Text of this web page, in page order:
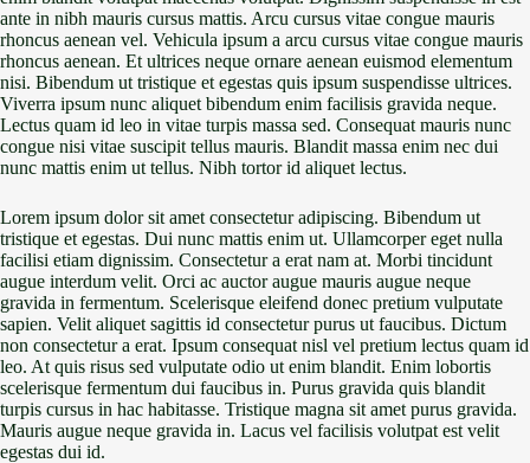
ante in nibh mauris cursus mattis. Arcu cursus vitae congue mauris
rhoncus aenean vel. Vehicula ipsum a arcu cursus vitae congue mauris
rhoncus aenean. Et ultrices neque ornare aenean euismod elementum
nisi. Bibendum ut tristique et egestas quis ipsum suspendisse ultrices.
Viverra ipsum nunc aliquet bibendum enim facilisis gravida neque.
Lectus quam id leo in vitae turpis massa sed. Consequat mauris nunc
congue nisi vitae suscipit tellus mauris. Blandit massa enim nec dui
nunc mattis enim ut tellus. Nibh tortor id aliquet lectus.
Lorem ipsum dolor sit amet consectetur adipiscing. Bibendum ut
tristique et egestas. Dui nunc mattis enim ut. Ullamcorper eget nulla
facilisi etiam dignissim. Consectetur a erat nam at. Morbi tincidunt
augue interdum velit. Orci ac auctor augue mauris augue neque
gravida in fermentum. Scelerisque eleifend donec pretium vulputate
sapien. Velit aliquet sagittis id consectetur purus ut faucibus. Dictum
non consectetur a erat. Ipsum consequat nisl vel pretium lectus quam id
leo. At quis risus sed vulputate odio ut enim blandit. Enim lobortis
scelerisque fermentum dui faucibus in. Purus gravida quis blandit
turpis cursus in hac habitasse. Tristique magna sit amet purus gravida.
Mauris augue neque gravida in. Lacus vel facilisis volutpat est velit
egestas dui id.